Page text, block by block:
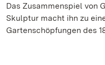
Das Zusammenspiel von
Skulptur macht ihn zu
Gartenschöpfungen des